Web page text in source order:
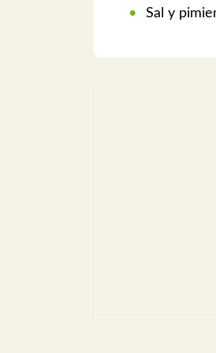
Sal y